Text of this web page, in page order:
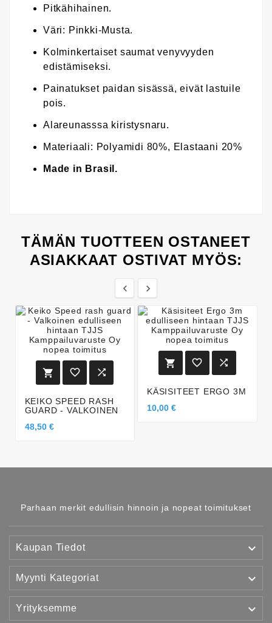
Pitkähihainen.
Väri: Pinkki-Musta.
Kolminkertaiset saumat venyvyyden
edistämiseksi.
Painatukset paidan sisässä, eivät lastuile
pois.
Alareunasssa kiristysnaru.
Materiaali: Polyamidi 80%, Elastaani 20%
Made in Brasil.
TÄMÄN TUOTTEEN OSTANEET
ASIAKKAAT OSTIVAT MYÖS:
 
  
KEIKO SPEED RASH
GUARD - VALKOINEN
48,50 €
  
KÄSISITEET ERGO 3M
10,00 €
Parhaan merkit edullisin hinnoin ja nopeat toimitukset
Kaupan Tiedot 
Myynti Kategoriat 
Yrityksemme 